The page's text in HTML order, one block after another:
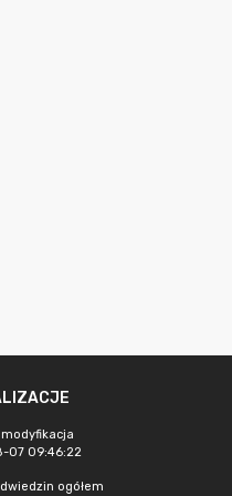
07 09:46:22
ogółem